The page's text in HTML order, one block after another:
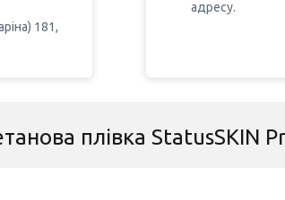
181,
адресу.
плівка StatusSKIN